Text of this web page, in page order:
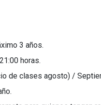
3 años.
horas.
de clases agosto) /